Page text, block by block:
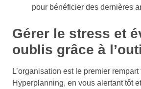
pour bénéficier des dernières
Gérer le stress et
oublis grâce à
L’organisation est le premier
Hyperplanning, en vous alertant tôt